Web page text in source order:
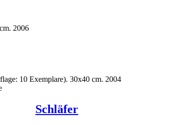
2006
10 Exemplare). 30x40 cm. 2004
Schläfer